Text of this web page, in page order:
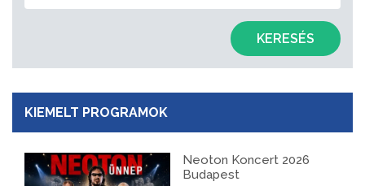
KERESÉS
KIEMELT PROGRAMOK
Neoton Koncert 2026
Budapest